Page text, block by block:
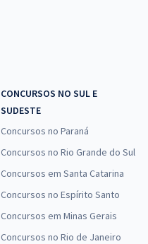
CONCURSOS NO SUL E
SUDESTE
Concursos no Paraná
Concursos no Rio Grande do Sul
Concursos em Santa Catarina
Concursos no Espírito Santo
Concursos em Minas Gerais
Concursos no Rio de Janeiro